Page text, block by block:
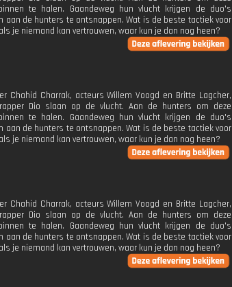
te halen. Gaandeweg hun vlucht krijgen de duo's
aan de hunters te ontsnappen. Wat is de beste tactiek voor
je niemand kan vertrouwen, waar kun je dan nog heen?
Chahid Charrak, acteurs Willem Voogd en Britte Lagcher,
Dio slaan op de vlucht. Aan de hunters om deze
te halen. Gaandeweg hun vlucht krijgen de duo's
aan de hunters te ontsnappen. Wat is de beste tactiek voor
je niemand kan vertrouwen, waar kun je dan nog heen?
Chahid Charrak, acteurs Willem Voogd en Britte Lagcher,
Dio slaan op de vlucht. Aan de hunters om deze
te halen. Gaandeweg hun vlucht krijgen de duo's
aan de hunters te ontsnappen. Wat is de beste tactiek voor
je niemand kan vertrouwen, waar kun je dan nog heen?